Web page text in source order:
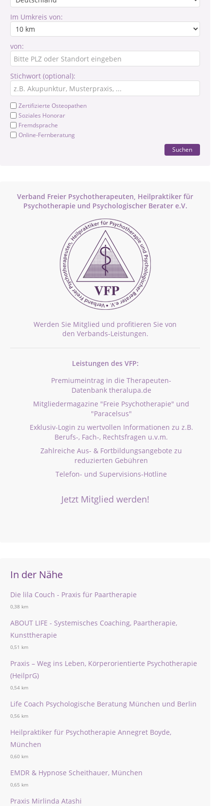
Im Umkreis von:
von:
Stichwort (optional):
Zertifizierte Osteopathen
Soziales Honorar
Fremdsprache
Online-Fernberatung
Suchen
Verband Freier Psychotherapeuten, Heilpraktiker für
Psychotherapie und Psychologischer Berater e.V.
Werden Sie Mitglied und profitieren Sie von
den Verbands-Leistungen.
Leistungen des VFP:
Premiumeintrag in die Therapeuten-
Datenbank theralupa.de
Mitgliedermagazine "Freie Psychotherapie" und
"Paracelsus"
Exklusiv-Login zu wertvollen Informationen zu z.B.
Berufs-, Fach-, Rechtsfragen u.v.m.
Zahlreiche Aus- & Fortbildungsangebote zu
reduzierten Gebühren
Telefon- und Supervisions-Hotline
Jetzt Mitglied werden!
In der Nähe
Die lila Couch - Praxis für Paartherapie
0,38 km
ABOUT LIFE - Systemisches Coaching, Paartherapie,
Kunsttherapie
0,51 km
Praxis – Weg ins Leben, Körperorientierte Psychotherapie
(HeilprG)
0,54 km
Life Coach Psychologische Beratung München und Berlin
0,56 km
Heilpraktiker für Psychotherapie Annegret Boyde,
München
0,60 km
EMDR & Hypnose Scheithauer, München
0,65 km
Praxis Mirlinda Atashi